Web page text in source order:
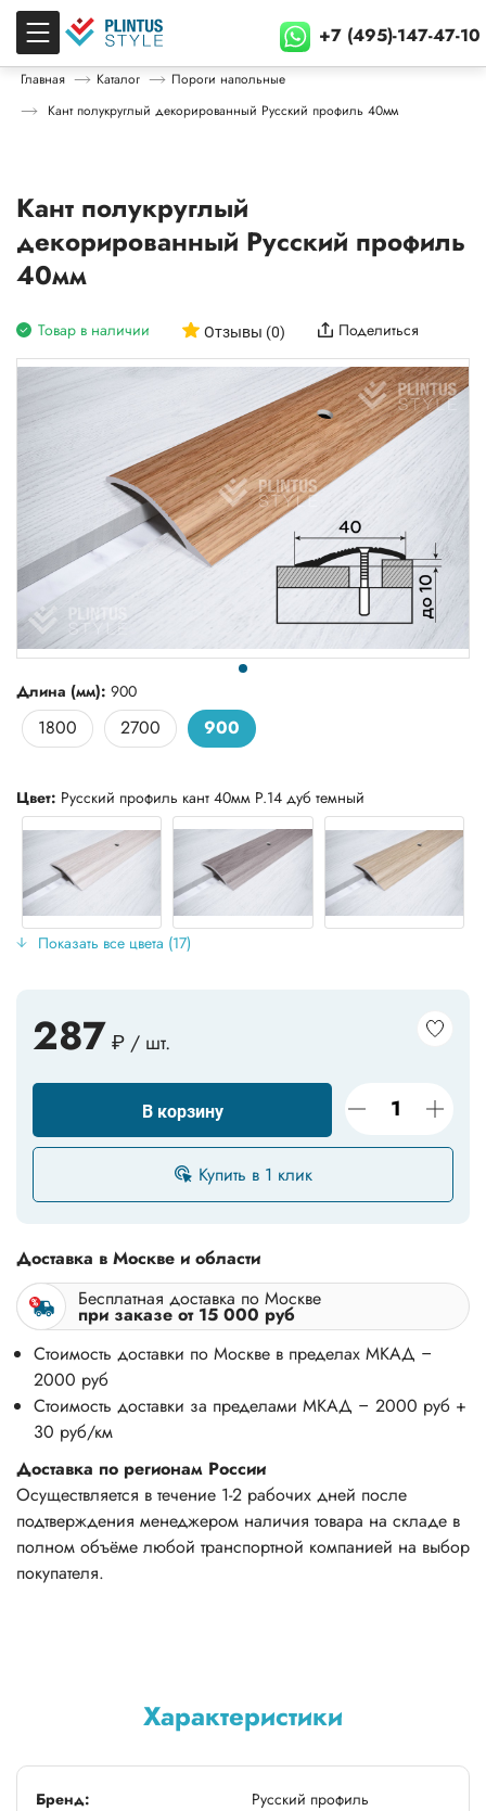
+7 (495)-147-47-10
Главная Каталог
Пороги напольные
Кант полукруглый декорированный Русский профиль 40мм
Кант полукруглый
декорированный Русский профиль
40мм
Товар в наличии Отзывы (0) Поделиться
Длина (мм): 900
1800 2700 900
Цвет: Русский профиль кант 40мм Р.14 дуб темный
Показать все цвета (17)
287₽ / шт.
В корзину
Купить в 1 клик
Доставка в Москве и области
Бесплатная доставка по Москве
при заказе от 15 000 руб
Стоимость доставки по Москве в пределах МКАД –
2000 руб
Стоимость доставки за пределами МКАД – 2000 руб +
30 руб/км
Доставка по регионам России
Осуществляется в течение 1-2 рабочих дней после
подтверждения менеджером наличия товара на складе в
полном объёме любой транспортной компанией на выбор
покупателя.
Характеристики
Бренд:
Русский профиль